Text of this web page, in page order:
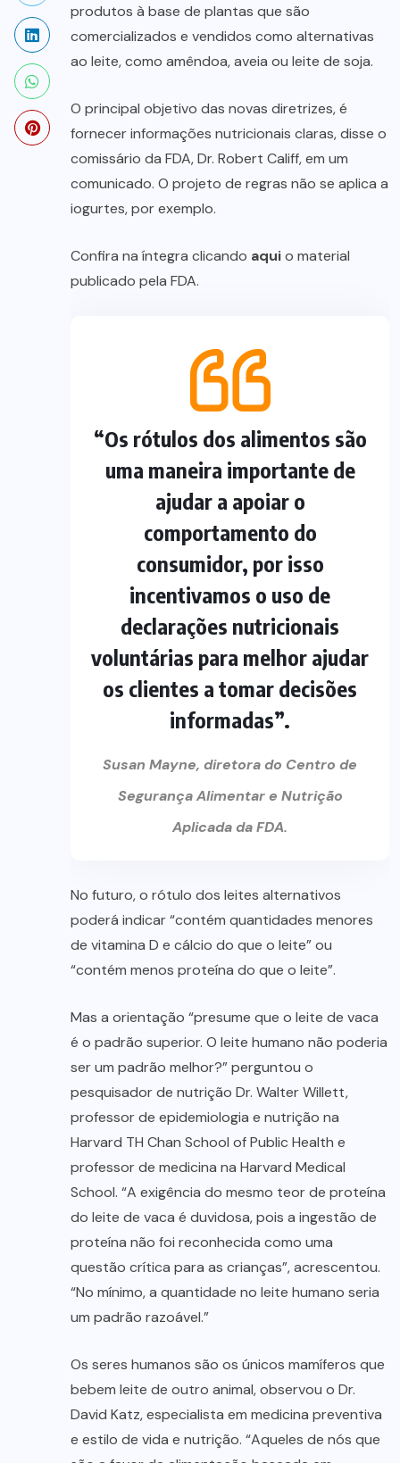
produtos à base de plantas que são
comercializados e vendidos como alternativas
ao leite, como amêndoa, aveia ou leite de soja.
O principal objetivo das novas diretrizes, é
fornecer informações nutricionais claras, disse o
comissário da FDA, Dr. Robert Califf, em um
comunicado. O projeto de regras não se aplica a
iogurtes, por exemplo.
Confira na íntegra clicando aquio material
publicado pela FDA.
“Os rótulos dos alimentos são
uma maneira importante de
ajudar a apoiar o
comportamento do
consumidor, por isso
incentivamos o uso de
declarações nutricionais
voluntárias para melhor ajudar
os clientes a tomar decisões
informadas”.
Susan Mayne, diretora do Centro de
Segurança Alimentar e Nutrição
Aplicada da FDA.
No futuro, o rótulo dos leites alternativos
poderá indicar “contém quantidades menores
de vitamina D e cálcio do que o leite” ou
“contém menos proteína do que o leite”.
Mas a orientação “presume que o leite de vaca
é o padrão superior. O leite humano não poderia
ser um padrão melhor?” perguntou o
pesquisador de nutrição Dr. Walter Willett,
professor de epidemiologia e nutrição na
Harvard TH Chan School of Public Health e
professor de medicina na Harvard Medical
School. “A exigência do mesmo teor de proteína
do leite de vaca é duvidosa, pois a ingestão de
proteína não foi reconhecida como uma
questão crítica para as crianças”, acrescentou.
“No mínimo, a quantidade no leite humano seria
um padrão razoável.”
Os seres humanos são os únicos mamíferos que
bebem leite de outro animal, observou o Dr.
David Katz, especialista em medicina preventiva
e estilo de vida e nutrição. “Aqueles de nós que